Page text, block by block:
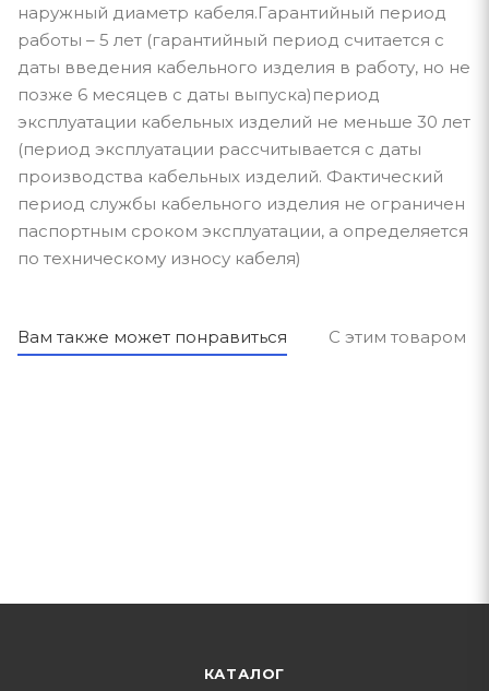
наружный диаметр кабеля.Гарантийный период
работы – 5 лет (гарантийный период считается с
даты введения кабельного изделия в работу, но не
позже 6 месяцев с даты выпуска)период
эксплуатации кабельных изделий не меньше 30 лет
(период эксплуатации рассчитывается с даты
производства кабельных изделий. Фактический
период службы кабельного изделия не ограничен
паспортным сроком эксплуатации, а определяется
по техническому износу кабеля)
Вам также может понравиться С этим товаром
КАТАЛОГ